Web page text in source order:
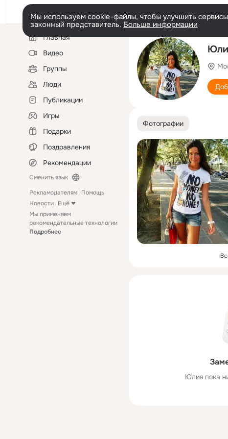
Мы используем cookie-файлы, чтобы улучшить
законный представитель. Больше информации
Левая
колонкаГлавная
Видео
Группы
Люди
Публикации
Игры
Подарки
Поздравления
Рекомендации
Сменить язык
Рекламодателям Помощь
Новости Ещё
Мы применяем
рекомендательные технологии
Подробнее
Фотографии
Юлия пока